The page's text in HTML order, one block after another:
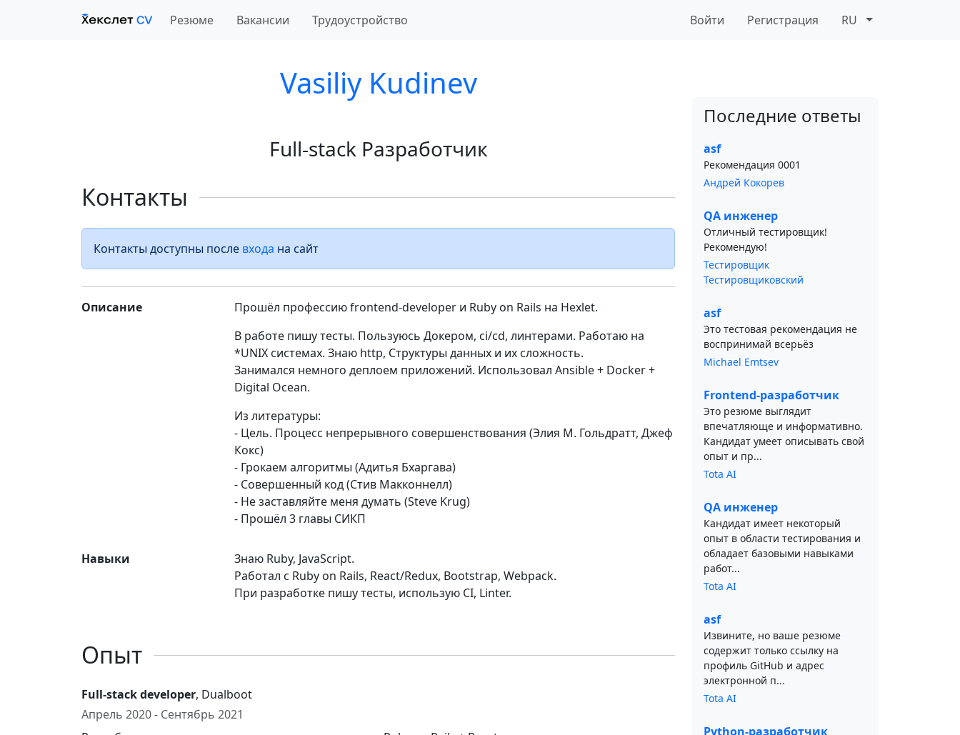
Резюме Вакансии Трудоустройство Войти Регистрация RU
Vasiliy Kudinev
Full-stack Разработчик
Контакты
Контакты доступны после входа на сайт
Описание
Прошёл профессию frontend-developer и Ruby on Rails на Hexlet.
В работе пишу тесты. Пользуюсь Докером, ci/cd, линтерами. Работаю на
*UNIX системах. Знаю http, Структуры данных и их сложность.
Занимался немного деплоем приложений. Использовал Ansible + Docker +
Digital Ocean.
Из литературы:
- Цель. Процесс непрерывного совершенствования (Элия М. Гольдратт, Джеф
Кокс)
- Грокаем алгоритмы (Адитья Бхаргава)
- Совершенный код (Стив Макконнелл)
- Не заставляйте меня думать (Steve Krug)
- Прошёл 3 главы СИКП
Навыки
Знаю Ruby, JavaScript.
Работал с Ruby on Rails, React/Redux, Bootstrap, Webpack.
При разработке пишу тесты, использую CI, Linter.
Опыт
Full-stack developer, Dualboot
Апрель 2020 - Сентябрь 2021
Последние ответы
asf
Рекомендация 0001
Андрей Кокорев
QA инженер
Отличный тестировщик!
Рекомендую!
Тестировщик
Тестировщиковский
asf
Это тестовая рекомендация не
воспринимай всерьёз
Michael Emtsev
Frontend-разработчик
Это резюме выглядит
впечатляюще и информативно.
Кандидат умеет описывать свой
опыт и пр...
Tota AI
QA инженер
Кандидат имеет некоторый
опыт в области тестирования и
обладает базовыми навыками
работ...
Tota AI
asf
Извините, но ваше резюме
содержит только ссылку на
профиль GitHub и адрес
электронной п...
Tota AI
Python-разработчик